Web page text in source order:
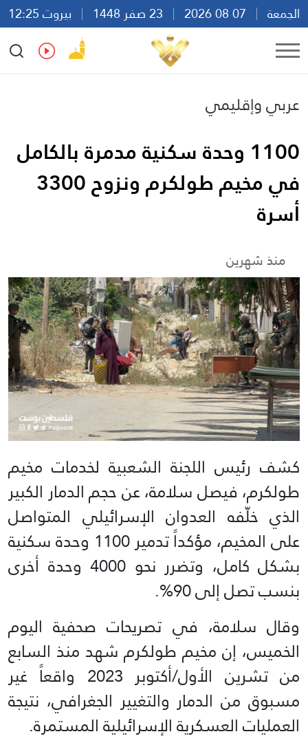
الجمعة
بيروت 12:25
Ar
En Fr Es
عربي وإقليمي
1100 وحدة سكنية مدمرة بالكامل
في مخيم طولكرم ونزوح 3300
أسرة
منذ شهرين
كشف رئيس اللجنة الشعبية لخدمات مخيم
طولكرم، فيصل سلامة، عن حجم الدمار الكبير
الذي خلّفه العدوان الإسرائيلي المتواصل
على المخيم، مؤكداً تدمير 1100 وحدة سكنية
بشكل كامل، وتضرر نحو 4000 وحدة أخرى
بنسب تصل إلى 90%.
وقال سلامة، في تصريحات صحفية اليوم
الخميس، إن مخيم طولكرم شهد منذ السابع
من تشرين الأول/أكتوبر 2023 واقعاً غير
مسبوق من الدمار والتغيير الجغرافي، نتيجة
العمليات العسكرية الإسرائيلية المستمرة.